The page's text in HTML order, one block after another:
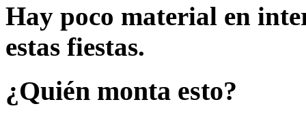
Hay poco material en
estas fiestas.
¿Quién monta esto?